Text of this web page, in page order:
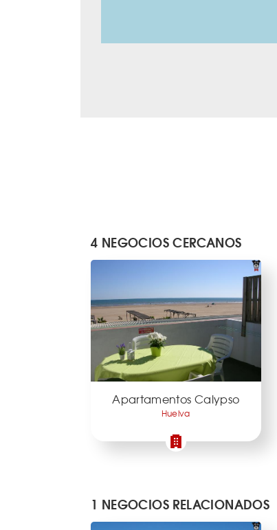
4 NEGOCIOS CERCANOS
Apartamentos Calypso
Huelva
1 NEGOCIOS RELACIONADOS